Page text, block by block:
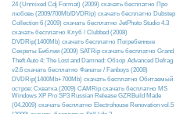
24 (Unmixed Cdj Format) (2009) скачать бесплатно Про
любовь (2009/700Mb/DVDRip) скачать бесплатно Dubstep
Collection 6 (2009) скачать бесплатно JetPhoto Studio 4.3
скачать бесплатно Клуб / Clubbed (2008)
DVDRip(1400Mb) скачать бесплатно Погребенные
Секреты Библии (2009) SATRip скачать бесплатно Grand
Theft Auto 4: The Lost and Damned: Обзор Advanced Defrag
v2.6 скачать бесплатно Фанаты / Fanboys (2008)
DVDRip(1400Mb+700Mb) скачать бесплатно Обитаемый
остров: Схватка (2009) CAMRip скачать бесплатно MS
Windows XP Pro SP3 Russian Release GZRBuild Made
(04.2009) скачать бесплатно Electrohouse Renovation vol.5